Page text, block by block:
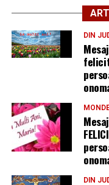
DIN
DIN